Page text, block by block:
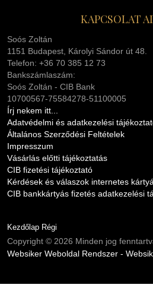
KAPCSOLAT
Soós Zoltán
1151 Budapest, Károlyi Sándor út 48.
Telefon: +36 70 385 12 73
Bankszámlaszám:
Soós Zoltán - CIB Bank
10700567-75584278-51100005
Írj nekem itt...
Adatvédelmi és adatkezelési
Általános Szerződési Feltételek
Impresszum
Vásárlás előtti tájékoztatás
CIB fizetési tájékoztató
Kérdések és válaszok internetes
CIB bankkártyás fizetés adatkezelési
Kezdőlap Régi
Copyright © 2026 Minden jog
Websiker Weboldal Rendszer -